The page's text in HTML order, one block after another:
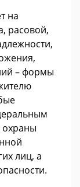
на
расовой,
– формы
охраны
лиц, а